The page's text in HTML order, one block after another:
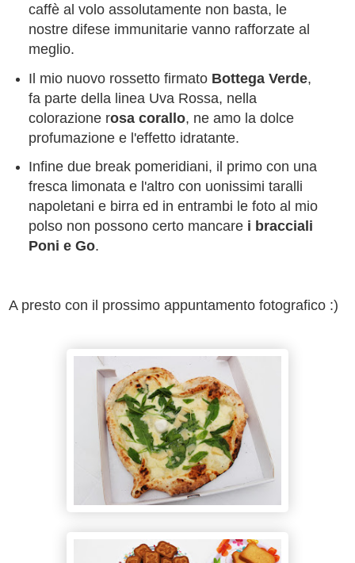
caffè al volo assolutamente non basta, le
nostre difese immunitarie vanno rafforzate al
meglio.
Il mio nuovo rossetto firmato Bottega Verde,
fa parte della linea Uva Rossa, nella
colorazione rosa corallo, ne amo la dolce
profumazione e l'effetto idratante.
Infine due break pomeridiani, il primo con una
fresca limonata e l'altro con uonissimi taralli
napoletani e birra ed in entrambi le foto al mio
polso non possono certo mancarei bracciali
Poni e Go.
A presto con il prossimo appuntamento fotografico :)